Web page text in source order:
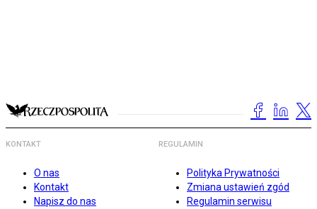
KONTAKT
O nas
Kontakt
Napisz do nas
REGULAMIN
Polityka Prywatności
Zmiana ustawień zgód
Regulamin serwisu